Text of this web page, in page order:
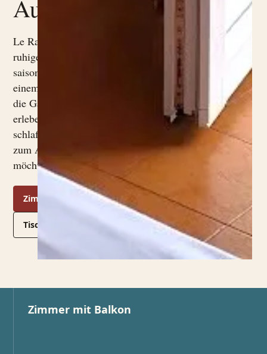
Aufenthalt.
Le Rasole verbindet
ruhige Zimmer und
saisonale Küche an
einem Ort. Für Gäste,
die Garda langsam
erleben, im Grünen
schlafen und ohne Auto
zum Abendessen gehen
möchten.
Zimmer buchen
Tisch buchen
Zimmer mit Balkon